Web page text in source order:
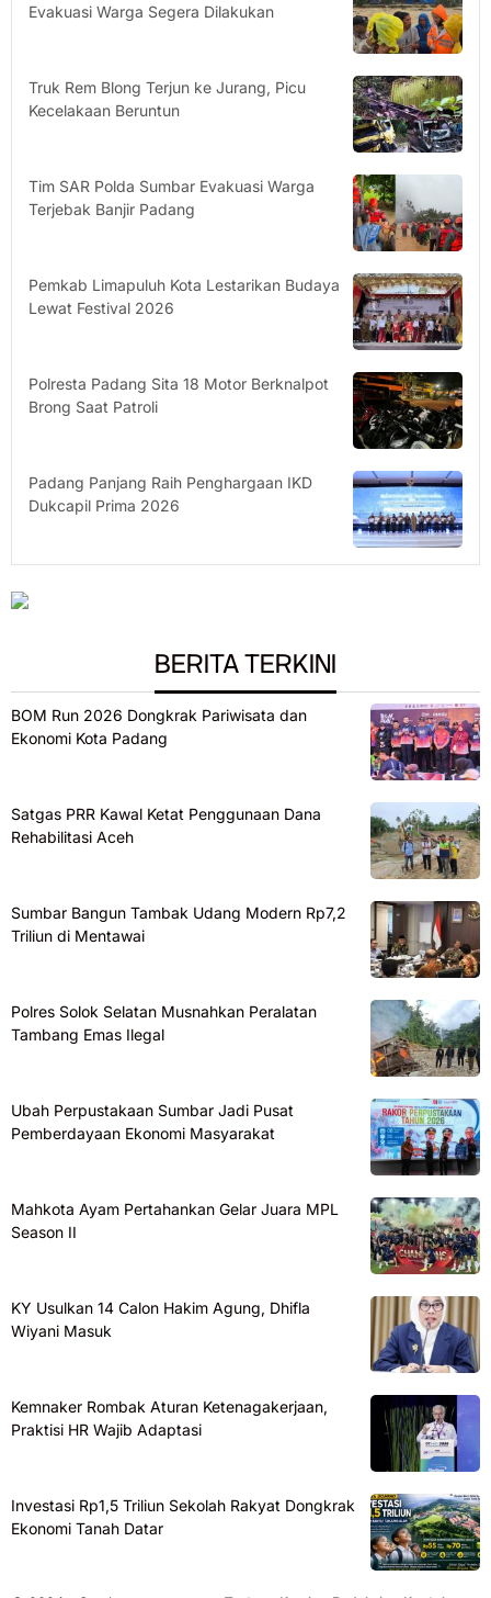
Evakuasi Warga Segera Dilakukan
Truk Rem Blong Terjun ke Jurang, Picu
Kecelakaan Beruntun
Tim SAR Polda Sumbar Evakuasi Warga
Terjebak Banjir Padang
Pemkab Limapuluh Kota Lestarikan Budaya
Lewat Festival 2026
Polresta Padang Sita 18 Motor Berknalpot
Brong Saat Patroli
Padang Panjang Raih Penghargaan IKD
Dukcapil Prima 2026
BERITA TERKINI
BOM Run 2026 Dongkrak Pariwisata dan
Ekonomi Kota Padang
Satgas PRR Kawal Ketat Penggunaan Dana
Rehabilitasi Aceh
Sumbar Bangun Tambak Udang Modern Rp7,2
Triliun di Mentawai
Polres Solok Selatan Musnahkan Peralatan
Tambang Emas Ilegal
Ubah Perpustakaan Sumbar Jadi Pusat
Pemberdayaan Ekonomi Masyarakat
Mahkota Ayam Pertahankan Gelar Juara MPL
Season II
KY Usulkan 14 Calon Hakim Agung, Dhifla
Wiyani Masuk
Kemnaker Rombak Aturan Ketenagakerjaan,
Praktisi HR Wajib Adaptasi
Investasi Rp1,5 Triliun Sekolah Rakyat Dongkrak
Ekonomi Tanah Datar